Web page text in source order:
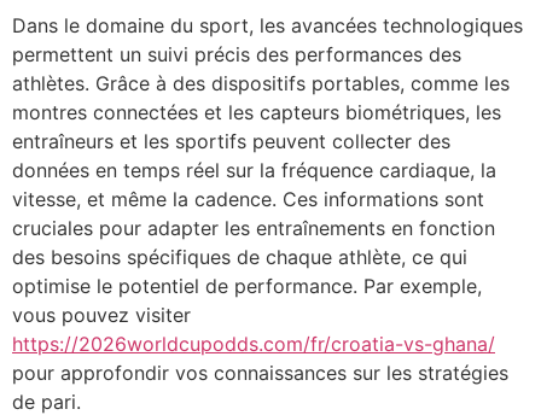
Dans le domaine du sport, les avancées technologiques
permettent un suivi précis des performances des
athlètes. Grâce à des dispositifs portables, comme les
montres connectées et les capteurs biométriques, les
entraîneurs et les sportifs peuvent collecter des
données en temps réel sur la fréquence cardiaque, la
vitesse, et même la cadence. Ces informations sont
cruciales pour adapter les entraînements en fonction
des besoins spécifiques de chaque athlète, ce qui
optimise le potentiel de performance. Par exemple,
vous pouvez visiter
https://2026worldcupodds.com/fr/croatia-vs-ghana/
pour approfondir vos connaissances sur les stratégies
de pari.